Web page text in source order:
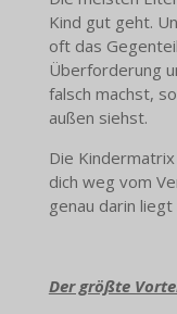
Kind gut geht.
oft das
Überforderung
falsch machst,
außen siehst.
Die
dich weg vom
genau darin
Der größte